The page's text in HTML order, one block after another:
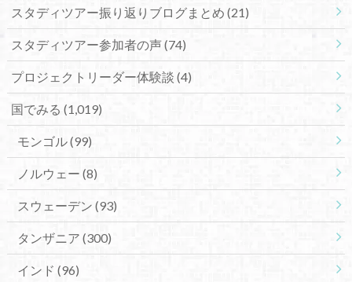
スタディツアー振り返りブログまとめ (21)
スタディツアー参加者の声(74)
プロジェクトリーダー体験談 (4)
国でみる (1,019)
モンゴル(99)
ノルウェー (8)
スウェーデン (93)
タンザニア (300)
インド (96)